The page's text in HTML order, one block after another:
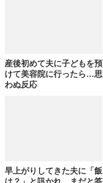
産後初めて夫に子どもを預
けて美容院に行ったら…思
わぬ反応
早上がりしてきた夫に「飯
は？」と訊かれ、まだと答